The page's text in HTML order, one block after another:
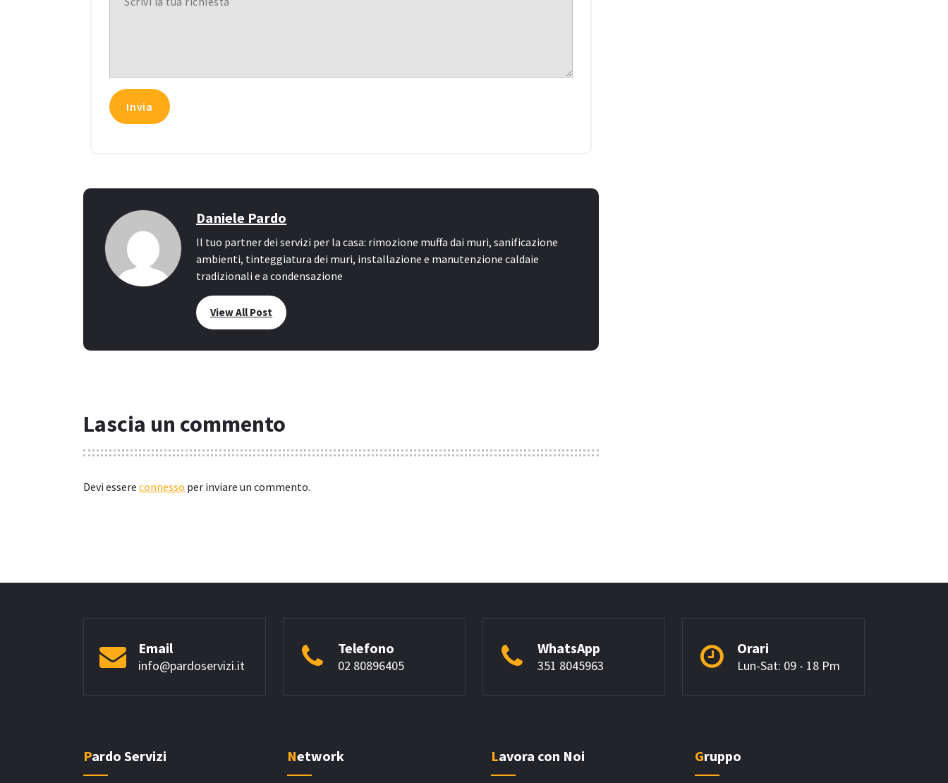
Daniele Pardo
Il tuo partner dei servizi per la casa: rimozione muffa dai muri, sanificazione
ambienti, tinteggiatura dei muri, installazione e manutenzione caldaie
tradizionali e a condensazione
View All Post
Lascia un commento
Devi essere connesso per inviare un commento.
Email
info@pardoservizi.it
Telefono
02 80896405
WhatsApp
351 8045963
Orari
Lun-Sat: 09 - 18 Pm
Pardo Servizi Network Lavora con Noi Gruppo